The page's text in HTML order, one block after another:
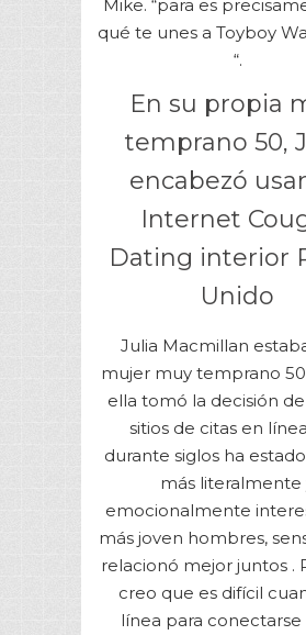
Mike. “para es
qué te unes a Toyboy
“.
En su propia
temprano 50,
encabezó
Internet
Dating interior
Unido
Julia Macmillan
mujer muy temprano
ella tomó la decisión
sitios de citas en
durante siglos ha
más literalmente
emocionalmente
más joven hombres,
relacionó mejor juntos .
creo que es difícil
línea para